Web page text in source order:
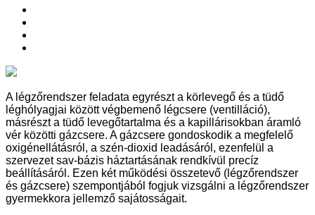
A légzőrendszer feladata egyrészt a körlevegő és a tüdő
léghólyagjai között végbemenő légcsere (ventilláció),
másrészt a tüdő levegőtartalma és a kapillárisokban áramló
vér közötti gázcsere. A gázcsere gondoskodik a megfelelő
oxigénellátásról, a szén-dioxid leadásáról, ezenfelül a
szervezet sav-bázis háztartásának rendkívül precíz
beállításáról. Ezen két működési összetevő (légzőrendszer
és gázcsere) szempontjából fogjuk vizsgálni a légzőrendszer
gyermekkora jellemző sajátosságait.